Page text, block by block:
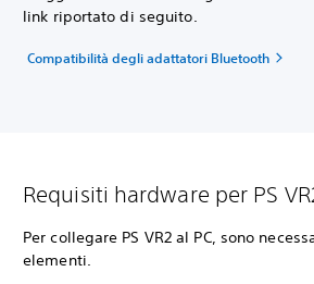
link riportato di seguito.
Compatibilità degli adattatori Bluetooth
Requisiti hardware per PS
Per collegare PS VR2 al PC, sono
elementi.